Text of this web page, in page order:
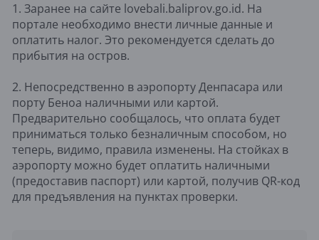
1. Заранее на сайте lovebali.baliprov.go.id. На
портале необходимо внести личные данные и
оплатить налог. Это рекомендуется сделать до
прибытия на остров.
2. Непосредственно в аэропорту Денпасара или
порту Беноа наличными или картой.
Предварительно сообщалось, что оплата будет
приниматься только безналичным способом, но
теперь, видимо, правила изменены. На стойках в
аэропорту можно будет оплатить наличными
(предоставив паспорт) или картой, получив QR-код
для предъявления на пунктах проверки.